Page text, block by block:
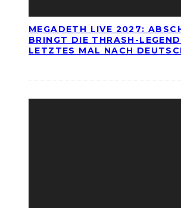
MEGADETH LIVE 2027:
BRINGT DIE THRASH-
LETZTES MAL NACH